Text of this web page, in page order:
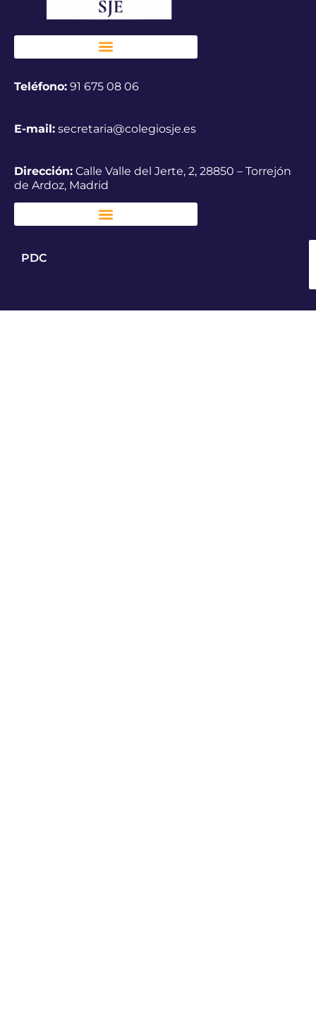
Teléfono: 91 675 08 06
E-mail: secretaria@colegiosje.es
Dirección: Calle Valle del Jerte, 2, 28850 – Torrejón
de Ardoz, Madrid
PDC